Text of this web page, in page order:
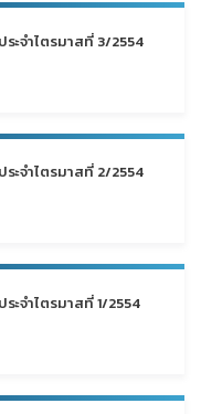
ระจำไตรมาสที่ 3/2554
ระจำไตรมาสที่ 2/2554
ะจำไตรมาสที่ 1/2554